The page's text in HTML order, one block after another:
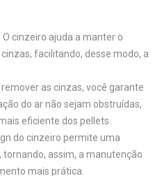
: O cinzeiro ajuda a manter o
facilitando, desse modo, a
remover as cinzas, você garante
do ar não sejam obstruídas,
eficiente dos pellets.
do cinzeiro permite uma
assim, a manutenção
mais prática.